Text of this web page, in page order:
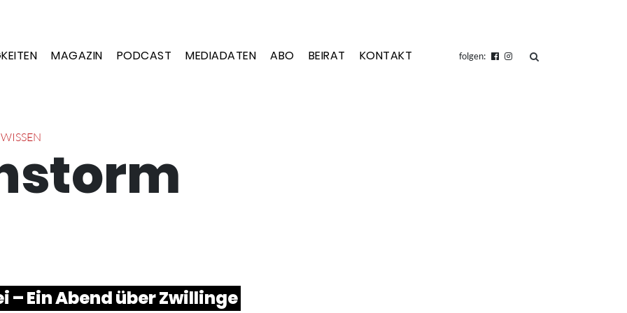
MAGAZIN PODCAST MEDIADATEN ABO BEIRAT KONTAKT folgen: suchen
WISSEN
– Ein Abend über Zwillinge